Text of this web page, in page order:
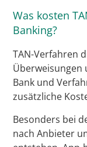
Was kosten
Banking?
TAN-Verfahren
Überweisungen
Bank und
zusätzliche
Besonders bei
nach Anbieter